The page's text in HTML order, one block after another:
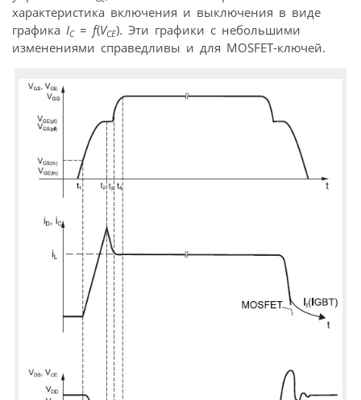
характеристика включения и выключения в виде
графика IC= f(VCE). Эти графики с небольшими
изменениями справедливы и для MOSFET-ключей.